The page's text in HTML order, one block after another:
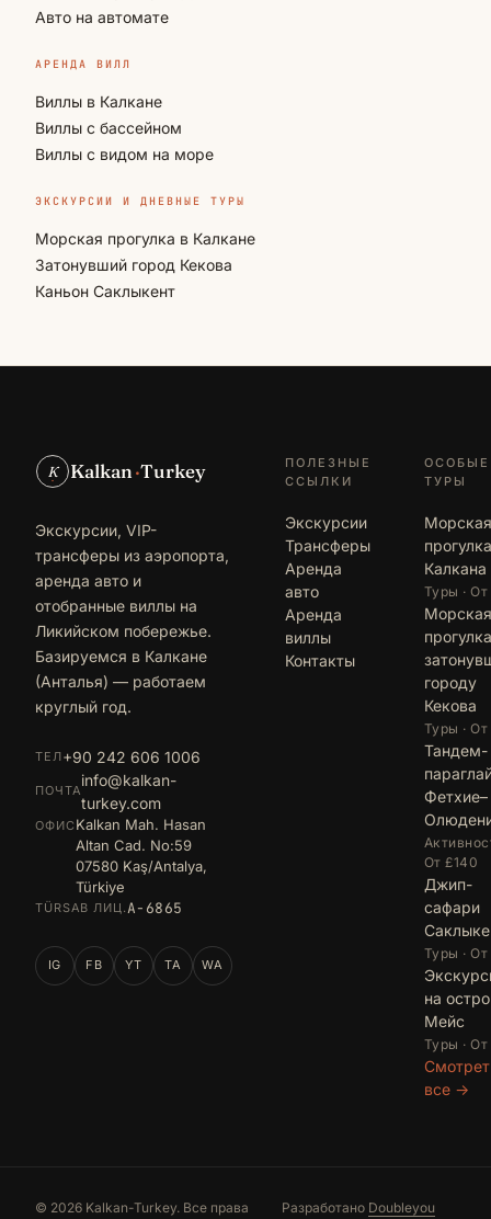
Авто на автомате
АРЕНДА ВИЛЛ
Виллы в Калкане
Виллы с бассейном
Виллы с видом на море
ЭКСКУРСИИ И ДНЕВНЫЕ ТУРЫ
Морская прогулка в Калкане
Затонувший город Кекова
Каньон Саклыкент
K Kalkan·Turkey
Экскурсии, VIP-
трансферы из аэропорта,
аренда авто и
отобранные виллы на
Ликийском побережье.
Базируемся в Калкане
(Анталья) — работаем
круглый год.
ТЕЛ+90 242 606 1006
ПОЧТА
info@kalkan-
turkey.com
ОФИС Kalkan Mah. Hasan
Altan Cad. No:59
07580 Kaş/Antalya,
Türkiye
TÜRSAB ЛИЦ.A-6865
IG FB YT TA WA
ПОЛЕЗНЫЕ
ССЫЛКИ
Экскурсии
Трансферы
Аренда
авто
Аренда
виллы
Контакты
ОСОБЫЕ
ТУРЫ
Морская
Калкана
Туры ·
Морская
городу
Кекова
Туры ·
Тандем-
Фетхие–
От £140
Джип-
сафари
Туры ·
на
Мейс
Туры ·
все →
© 2026 Kalkan-Turkey. Все права
Разработано Doubleyou